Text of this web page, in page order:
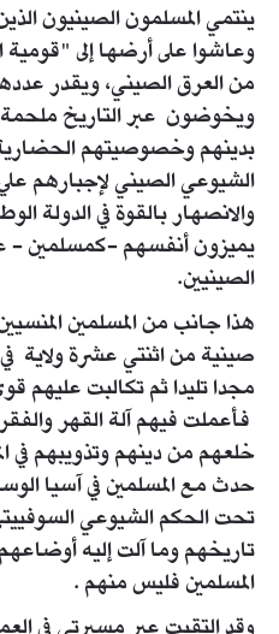
ينتمي المسلمون الصينيون
وعاشوا على أرضها إلى
من العرق الصيني، ويقدر
ويخوضون عبر التاريخ ملحمة
بدينهم وخصوصيتهم
الشيوعي الصيني لإجبارهم
والانصهار بالقوة في الدولة
يميزون أنفسهم -كمسلمين -
الصينيين.
هذا جانب من المسلمين
صينية من اثنتي عشرة ولاية
مجدا تليدا ثم تكالبت عليهم
فأعملت فيهم آلة القهر
خلعهم من دينهم وتذويبهم في
حدث مع المسلمين في آسيا
تحت الحكم الشيوعي
تاريخهم وما آلت إليه
المسلمين فليس منهم .